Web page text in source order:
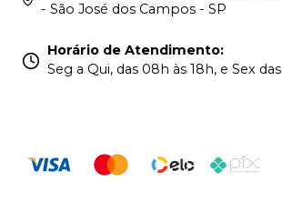
- São José dos Campos - SP
Horário de Atendimento:
Seg a Qui, das 08h às 18h, e Sex